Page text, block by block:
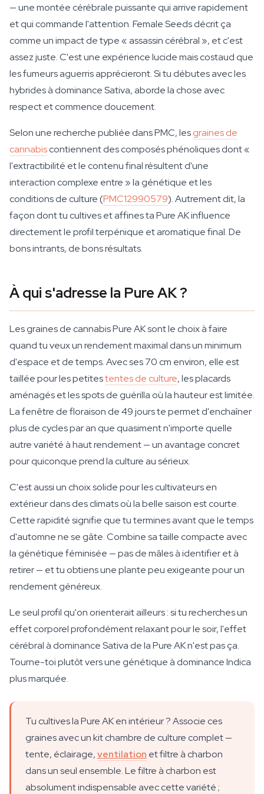
— une montée cérébrale puissante qui arrive rapidement
et qui commande l'attention. Female Seeds décrit ça
comme un impact de type « assassin cérébral », et c'est
assez juste. C'est une expérience lucide mais costaud que
les fumeurs aguerris apprécieront. Si tu débutes avec les
hybrides à dominance Sativa, aborde la chose avec
respect et commence doucement.
Selon une recherche publiée dans PMC, lesgraines de
cannabiscontiennent des composés phénoliques dont «
l'extractibilité et le contenu final résultent d'une
interaction complexe entre » la génétique et les
conditions de culture (PMC12990579). Autrement dit, la
façon dont tu cultives et affines ta Pure AK influence
directement le profil terpénique et aromatique final. De
bons intrants, de bons résultats.
À qui s'adresse la Pure AK ?
Les graines de cannabis Pure AK sont le choix à faire
quand tu veux un rendement maximal dans un minimum
d'espace et de temps. Avec ses 70 cm environ, elle est
taillée pour les petitestentes de culture, les placards
aménagés et les spots de guérilla où la hauteur est limitée.
La fenêtre de floraison de 49 jours te permet d'enchaîner
plus de cycles par an que quasiment n'importe quelle
autre variété à haut rendement — un avantage concret
pour quiconque prend la culture au sérieux.
C'est aussi un choix solide pour les cultivateurs en
extérieur dans des climats où la belle saison est courte.
Cette rapidité signifie que tu termines avant que le temps
d'automne ne se gâte. Combine sa taille compacte avec
la génétique féminisée — pas de mâles à identifier et à
retirer — et tu obtiens une plante peu exigeante pour un
rendement généreux.
Le seul profil qu'on orienterait ailleurs : si tu recherches un
effet corporel profondément relaxant pour le soir, l'effet
cérébral à dominance Sativa de la Pure AK n'est pas ça.
Tourne-toi plutôt vers une génétique à dominance Indica
plus marquée.
Tu cultives la Pure AK en intérieur ? Associe ces
graines avec un kit chambre de culture complet —
tente, éclairage,ventilation et filtre à charbon
dans un seul ensemble. Le filtre à charbon est
absolument indispensable avec cette variété ;